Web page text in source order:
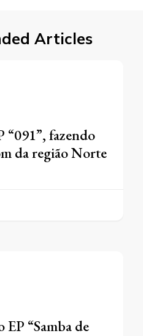
Articles
“091”, fazendo
da região Norte
“Samba de